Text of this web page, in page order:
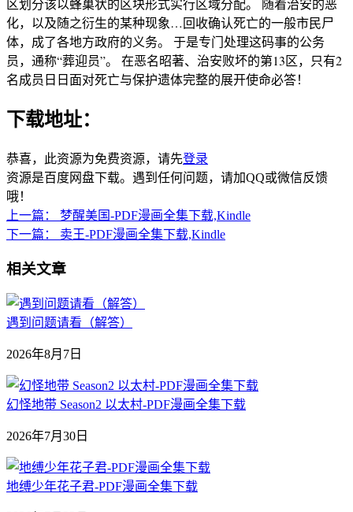
区划分该以蜂巢状的区块形式实行区域分配。 随着治安的恶
化，以及随之衍生的某种现象…回收确认死亡的一般市民尸
体，成了各地方政府的义务。 于是专门处理这码事的公务
员，通称“葬迎员”。 在恶名昭著、治安败坏的第13区，只有2
名成员日日面对死亡与保护遗体完整的展开使命必答！
下载地址：
恭喜，此资源为免费资源，请先登录
资源是百度网盘下载。遇到任何问题，请加QQ或微信反馈
哦！
上一篇：
梦醒美国-PDF漫画全集下载,Kindle
下一篇：
卖王-PDF漫画全集下载,Kindle
相关文章
遇到问题请看（解答）
2026年8月7日
幻怪地带 Season2 以太村-PDF漫画全集下载
2026年7月30日
地缚少年花子君-PDF漫画全集下载